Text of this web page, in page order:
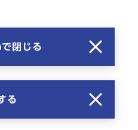
閉じる
る